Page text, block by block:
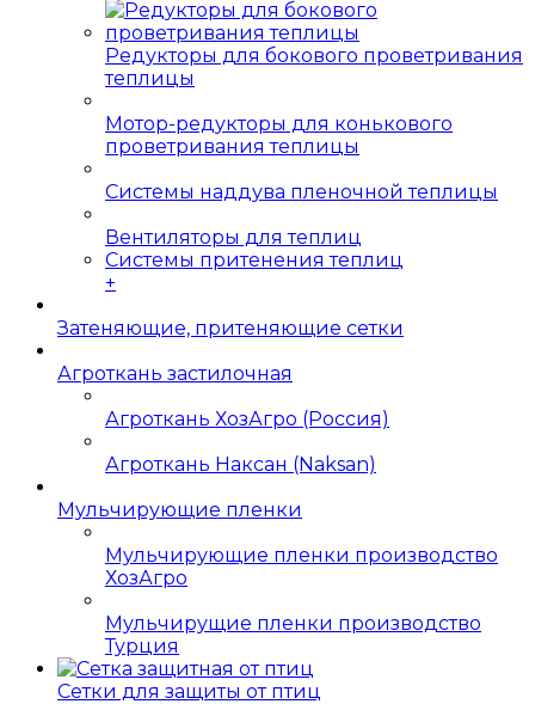
Редукторы для бокового проветривания
теплицы
Мотор-редукторы для конькового
проветривания теплицы
Системы наддува пленочной теплицы
Вентиляторы для теплиц
Системы притенения теплиц
+
Затеняющие, притеняющие сетки
Агроткань застилочная
Агроткань ХозАгро (Россия)
Агроткань Наксан (Naksan)
Мульчирующие пленки
Мульчирующие пленки производство
ХозАгро
Мульчирущие пленки производство
Турция
Сетки для защиты от птиц